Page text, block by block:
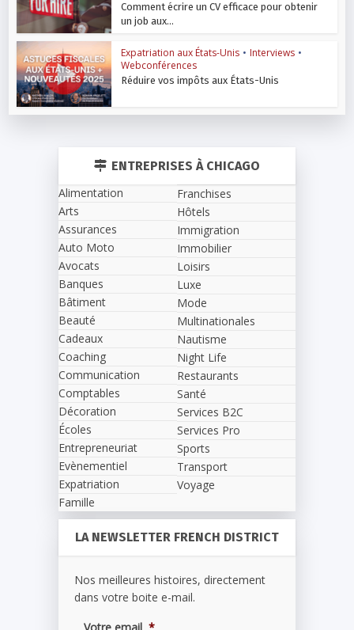
Comment écrire un CV efficace pour obtenir
un job aux...
Expatriation aux États-Unis • Interviews •
Webconférences
Réduire vos impôts aux États-Unis
ENTREPRISES À CHICAGO
Alimentation
Arts
Assurances
Auto Moto
Avocats
Banques
Bâtiment
Beauté
Cadeaux
Coaching
Communication
Comptables
Décoration
Écoles
Entrepreneuriat
Evènementiel
Expatriation
Famille
Franchises
Hôtels
Immigration
Immobilier
Loisirs
Luxe
Mode
Multinationales
Nautisme
Night Life
Restaurants
Santé
Services B2C
Services Pro
Sports
Transport
Voyage
LA NEWSLETTER FRENCH DISTRICT
Nos meilleures histoires, directement
dans votre boite e-mail.
Votre email *